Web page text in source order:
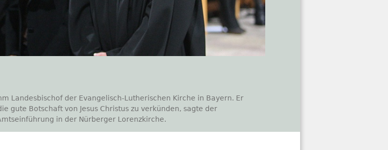
Landesbischof der Evangelisch-Lutherischen Kirche in Bayern. Er
gute Botschaft von Jesus Christus zu verkünden, sagte der
in der Nürberger Lorenzkirche.